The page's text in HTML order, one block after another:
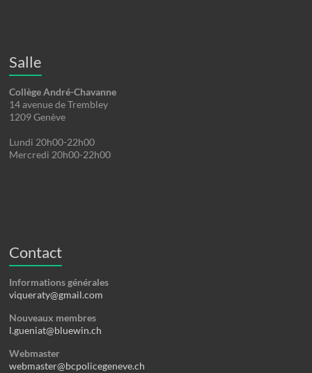
Salle
Collège André-Chavanne
14 avenue de Trembley
1209 Genève
Lundi 20h00-22h00
Mercredi 20h00-22h00
Contact
Informations générales
viqueraty@gmail.com
Nouveaux membres
l.gueniat@bluewin.ch
Webmaster
webmaster@bcpolicegeneve.ch